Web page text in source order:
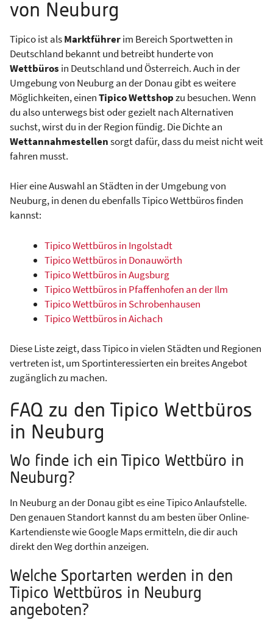
von Neuburg
Tipico ist alsMarktführerim Bereich Sportwetten in
Deutschland bekannt und betreibt hunderte von
Wettbüros in Deutschland und Österreich. Auch in der
Umgebung von Neuburg an der Donau gibt es weitere
Möglichkeiten, einenTipico Wettshopzu besuchen. Wenn
du also unterwegs bist oder gezielt nach Alternativen
suchst, wirst du in der Region fündig. Die Dichte an
Wettannahmestellensorgt dafür, dass du meist nicht weit
fahren musst.
Hier eine Auswahl an Städten in der Umgebung von
Neuburg, in denen du ebenfalls Tipico Wettbüros finden
kannst:
Tipico Wettbüros in Ingolstadt
Tipico Wettbüros in Donauwörth
Tipico Wettbüros in Augsburg
Tipico Wettbüros in Pfaffenhofen an der Ilm
Tipico Wettbüros in Schrobenhausen
Tipico Wettbüros in Aichach
Diese Liste zeigt, dass Tipico in vielen Städten und Regionen
vertreten ist, um Sportinteressierten ein breites Angebot
zugänglich zu machen.
FAQ zu den Tipico Wettbüros
in Neuburg
Wo finde ich ein Tipico Wettbüro in
Neuburg?
In Neuburg an der Donau gibt es eine Tipico Anlaufstelle.
Den genauen Standort kannst du am besten über Online-
Kartendienste wie Google Maps ermitteln, die dir auch
direkt den Weg dorthin anzeigen.
Welche Sportarten werden in den
Tipico Wettbüros in Neuburg
angeboten?